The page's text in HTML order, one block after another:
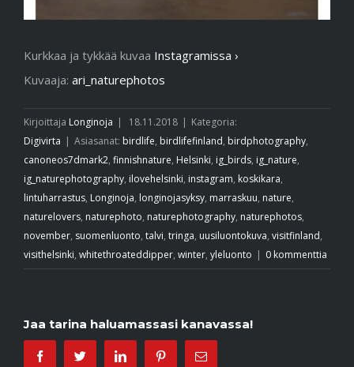
Kurkkaa ja tykkää kuvaa Instagramissa ›
Kuvaaja: ari_naturephotos
Kirjoittaja Longinoja 18.11.2018
Kategoria:
Digivirta
Asiasanat: birdlife, birdlifefinland, birdphotography,
canoneos7dmark2, finnishnature, Helsinki, ig_birds, ig_nature,
ig_naturephotography, ilovehelsinki, instagram, koskikara,
lintuharrastus, Longinoja, longinojasyksy, marraskuu, nature,
naturelovers, naturephoto, naturephotography, naturephotos,
november, suomenluonto, talvi, tringa, uusiluontokuva, visitfinland,
visithelsinki, whitethroateddipper, winter, yleluonto 0 kommenttia
Jaa tarina haluamassasi kanavassa!
FacebookTwitter Linkedin PinterestEmail